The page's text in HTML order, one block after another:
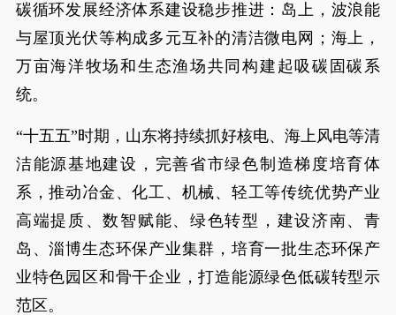
碳循环发展经济体系建设稳步推进：岛上，波浪能
与屋顶光伏等构成多元互补的清洁微电网；海上，
万亩海洋牧场和生态渔场共同构建起吸碳固碳系
统。
“十五五”时期，山东将持续抓好核电、海上风电等清
洁能源基地建设，完善省市绿色制造梯度培育体
系，推动冶金、化工、机械、轻工等传统优势产业
高端提质、数智赋能、绿色转型，建设济南、青
岛、淄博生态环保产业集群，培育一批生态环保产
业特色园区和骨干企业，打造能源绿色低碳转型示
范区。